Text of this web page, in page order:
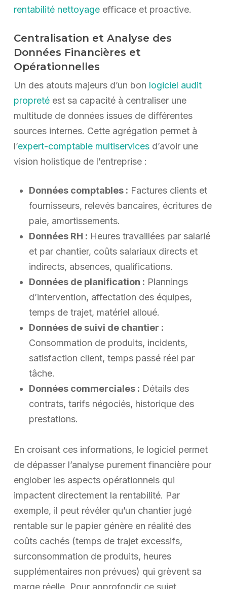
rentabilité nettoyageefficace et proactive.
Centralisation et Analyse des
Données Financières et
Opérationnelles
Un des atouts majeurs d’un bon logiciel audit
propretéest sa capacité à centraliser une
multitude de données issues de différentes
sources internes. Cette agrégation permet à
l’expert-comptable multiservicesd’avoir une
vision holistique de l’entreprise :
Données comptables : Factures clients et
fournisseurs, relevés bancaires, écritures de
paie, amortissements.
Données RH : Heures travaillées par salarié
et par chantier, coûts salariaux directs et
indirects, absences, qualifications.
Données de planification : Plannings
d’intervention, affectation des équipes,
temps de trajet, matériel alloué.
Données de suivi de chantier :
Consommation de produits, incidents,
satisfaction client, temps passé réel par
tâche.
Données commerciales : Détails des
contrats, tarifs négociés, historique des
prestations.
En croisant ces informations, le logiciel permet
de dépasser l’analyse purement financière pour
englober les aspects opérationnels qui
impactent directement la rentabilité. Par
exemple, il peut révéler qu’un chantier jugé
rentable sur le papier génère en réalité des
coûts cachés (temps de trajet excessifs,
surconsommation de produits, heures
supplémentaires non prévues) qui grèvent sa
marge réelle. Pour approfondir ce sujet,